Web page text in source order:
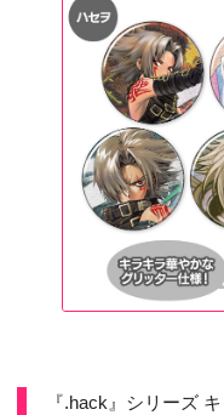
『.hack』シリーズ